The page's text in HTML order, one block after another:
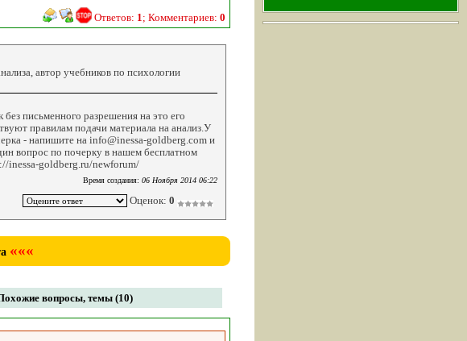
Ответов: 1; Комментариев: 0
автор учебников по психологии
письменного разрешения на это его
правилам подачи материала на анализ.У
- напишите на info@inessa-goldberg.com и
вопрос по почерку в нашем бесплатном
inessa-goldberg.ru/newforum/
Время создания: 06 Ноября 2014 06:22
Оценок: 0
«««
вопросы, темы (10)